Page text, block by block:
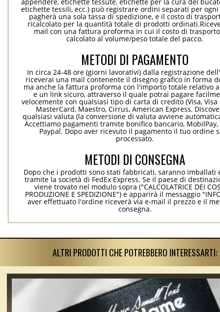
etichette tessili, ecc.) può registrare ordini separati per
pagherà una sola tassa di spedizione, e il costo di
ricalcolato per la quantità totale di prodotti
mail con una fattura proforma in cui il costo di
calcolato al volume/peso totale del pacco.
METODI DI PAGAMENTO
In circa 24-48 ore (giorni lavorativi) dalla registrazione
riceverai una mail contenente il disegno grafico in forma
ma anche la fattura proforma con l'importo totale relativo
e un link sicuro, attraverso il quale potrai pagare
velocemente con qualsiasi tipo di carta di credito (Visa, Visa
MasterCard, Maestro, Cirrus, American Express,
qualsiasi valuta (la conversione di valuta avviene
Accettiamo pagamenti tramite bonifico bancario, MobilPay,
Paypal. Dopo aver ricevuto il pagamento il tuo ordine
processato.
METODI DI CONSEGNA
Dopo che i prodotti sono stati fabbricati, saranno imballati
tramite la società di FedEx Express. Se il paese di
viene trovato nel modulo sopra ("CALCOLATRICE DEI
PRODUZIONE E SPEDIZIONE") e apparirà il messaggio
aver effettuato l'ordine riceverà via e-mail il prezzo e il
consegna.
ALTRI PRODOTTI CHE POTREBBERO INTERESSARTI: